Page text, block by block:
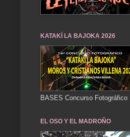
KATAKÍ LA BAJOKA 2026
BASES Concurso Fotográfico
EL OSO Y EL MADROÑO